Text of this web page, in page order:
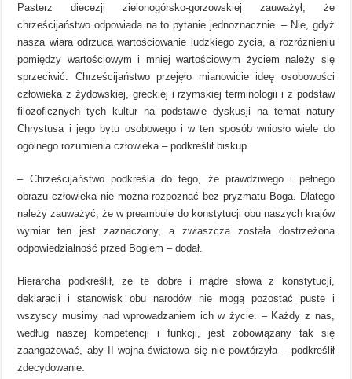
Pasterz diecezji zielonogórsko-gorzowskiej zauważył, że
chrześcijaństwo odpowiada na to pytanie jednoznacznie. – Nie, gdyż
nasza wiara odrzuca wartościowanie ludzkiego życia, a rozróżnieniu
pomiędzy wartościowym i mniej wartościowym życiem należy się
sprzeciwić. Chrześcijaństwo przejęło mianowicie ideę osobowości
człowieka z żydowskiej, greckiej i rzymskiej terminologii i z podstaw
filozoficznych tych kultur na podstawie dyskusji na temat natury
Chrystusa i jego bytu osobowego i w ten sposób wniosło wiele do
ogólnego rozumienia człowieka – podkreślił biskup.
– Chrześcijaństwo podkreśla do tego, że prawdziwego i pełnego
obrazu człowieka nie można rozpoznać bez pryzmatu Boga. Dlatego
należy zauważyć, że w preambule do konstytucji obu naszych krajów
wymiar ten jest zaznaczony, a zwłaszcza została dostrzeżona
odpowiedzialność przed Bogiem – dodał.
Hierarcha podkreślił, że te dobre i mądre słowa z konstytucji,
deklaracji i stanowisk obu narodów nie mogą pozostać puste i
wszyscy musimy nad wprowadzaniem ich w życie. – Każdy z nas,
według naszej kompetencji i funkcji, jest zobowiązany tak się
zaangażować, aby II wojna światowa się nie powtórzyła – podkreślił
zdecydowanie.